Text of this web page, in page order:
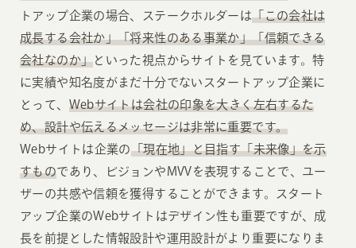
トアップ企業の場合、ステークホルダーは「この会社は
成長する会社か」「将来性のある事業か」「信頼できる
会社なのか」 といった視点からサイトを見ています。特
に実績や知名度がまだ十分でないスタートアップ企業に
とって、 Webサイトは会社の印象を大きく左右するた
め、設計や伝えるメッセージは非常に重要です。
Webサイトは企業の「現在地」と目指す「未来像」を示
すものであり、ビジョンやMVVを表現することで、ユー
ザーの共感や信頼を獲得することができます。スタート
アップ企業のWebサイトはデザイン性も重要ですが、成
長を前提とした情報設計や運用設計がより重要になりま